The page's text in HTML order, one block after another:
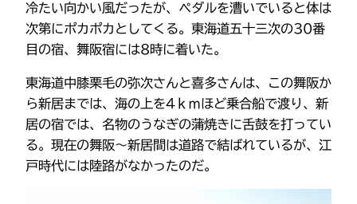
冷たい向かい風だったが、ペダルを漕いでいると体は
次第にポカポカとしてくる。東海道五十三次の30番
目の宿、舞阪宿には8時に着いた。
東海道中膝栗毛の弥次さんと喜多さんは、この舞阪か
ら新居までは、海の上を4ｋｍほど乗合船で渡り、新
居の宿では、名物のうなぎの蒲焼きに舌鼓を打ってい
る。現在の舞阪〜新居間は道路で結ばれているが、江
戸時代には陸路がなかったのだ。